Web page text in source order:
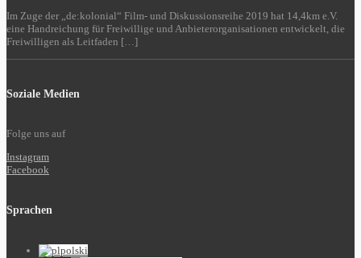
Im Zuge der „de:kolonial“ Film- und Diskussionsreihe 2019 hat 14,4km e.V.
eine Handreichung für Freiwillige und Anbieterorganisationen entwickelt, die
Freiwilligen als Leitfaden […]
Soziale Medien
Folge uns auf
Instagram
Facebook
Sprachen
polski